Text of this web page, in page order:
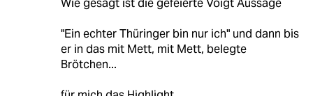
Wie gesagt ist die gefeierte Voigt Aussage
"Ein echter Thüringer bin nur ich" und dann bis
er in das mit Mett, mit Mett, belegte
Brötchen...